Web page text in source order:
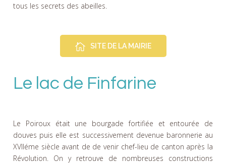
tous les secrets des abeilles.
SITE DE LA MAIRIE
Le lac de Finfarine
Le Poiroux était une bourgade fortifiée et entourée de
douves puis elle est successivement devenue baronnerie au
XVIIéme siècle avant de de venir chef-lieu de canton après la
Révolution. On y retrouve de nombreuses constructions